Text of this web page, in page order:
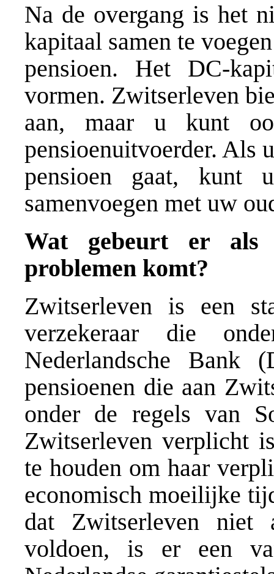
Na de overgang is het
kapitaal samen te
pensioen. Het DC-
vormen. Zwitserleven
aan, maar u kunt
pensioenuitvoerder. Als
pensioen gaat, kunt
samenvoegen met uw
Wat gebeurt er als
problemen komt?
Zwitserleven is een
verzekeraar die
Nederlandsche Bank
pensioenen die aan
onder de regels van
Zwitserleven verplicht
te houden om haar
economisch moeilijke
dat Zwitserleven niet
voldoen, is er een